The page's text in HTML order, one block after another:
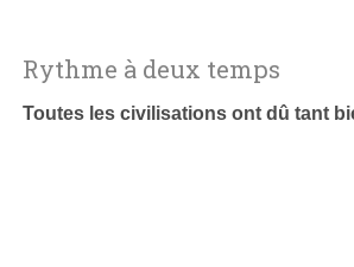
Rythme à deux temps
Toutes les civilisations ont dû tant